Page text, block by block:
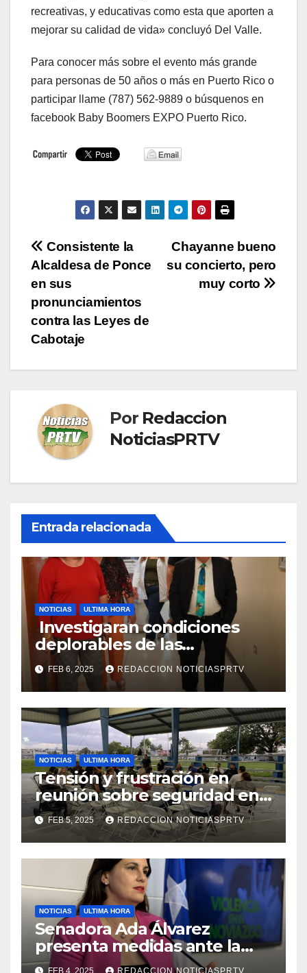
recreativas, y educativas como esta que aporten a
mejorar su calidad de vida» concluyó Del Valle.
Para conocer más sobre el evento más grande
para personas de 50 años o más en Puerto Rico o
participar llame (787) 562-9889 o búsquenos en
facebook Baby Boomers EXPO Puerto Rico.
Navegación
de
entradas
Chayanne bueno
su concierto, pero
muy corto
Consistente la
Alcaldesa de Ponce
en sus
pronunciamientos
contra las Leyes de
Cabotaje
Por Redaccion
NoticiasPRTV
Entrada relacionada
NOTICIAS ULTIMA HORA
Investigaran condiciones
deplorables de las
facilidades el Departamento
de la Salud en Mayagüez
FEB 6, 2025 REDACCION NOTICIASPRTV
NOTICIAS ULTIMA HORA
Tensión y frustración en
reunión sobre seguridad en
Reparto Metropolitano
FEB 5, 2025 REDACCION NOTICIASPRTV
NOTICIAS ULTIMA HORA
Senadora Ada Álvarez
presenta medidas ante la
violencia en el noviazgo
FEB 4, 2025 REDACCION NOTICIASPRTV